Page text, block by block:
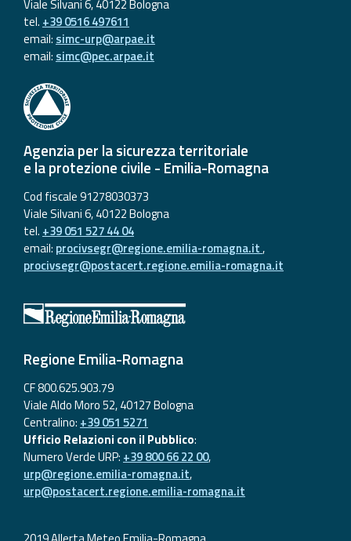
Viale Silvani 6, 40122 Bologna
tel. +39 0516 497611
email: simc-urp@arpae.it
email: simc@pec.arpae.it
Agenzia per la sicurezza territoriale
e la protezione civile - Emilia-Romagna
Cod fiscale 91278030373
Viale Silvani 6, 40122 Bologna
tel. +39 051 527 44 04
email: procivsegr@regione.emilia-romagna.it,
procivsegr@postacert.regione.emilia-romagna.it
Regione Emilia-Romagna
CF 800.625.903.79
Viale Aldo Moro 52, 40127 Bologna
Centralino: +39 051 5271
Ufficio Relazioni con il Pubblico:
Numero Verde URP: +39 800 66 22 00,
urp@regione.emilia-romagna.it,
urp@postacert.regione.emilia-romagna.it